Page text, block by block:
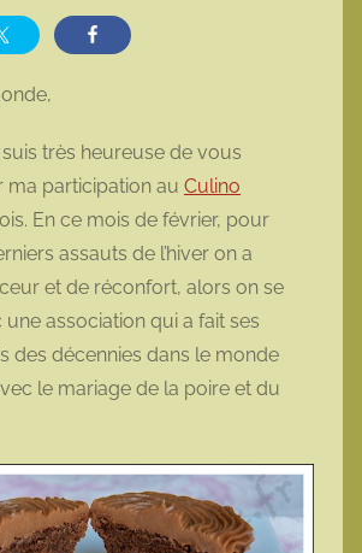
a
o
t
t
e
suis très heureuse de vous
participation au Culino
En ce mois de février, pour
assauts de l’hiver on a
et de réconfort, alors on se
association qui a fait ses
des décennies dans le monde
le mariage de la poire et du